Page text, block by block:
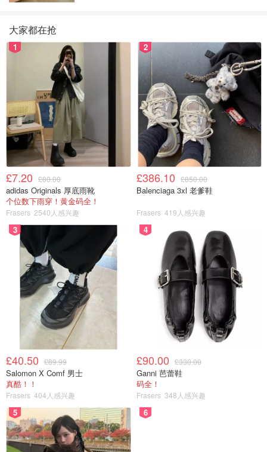
大家都在抢
1
£7.20 £80.00
adidas Originals 厚底雨靴
个位数下雨穿！黄金码全！
Frasers 2540人感兴趣
2
£386.10 £850.00
Balenciaga 3xl 老爹鞋
Frasers 419人感兴趣
3
£40.50 £89.99
Salomon X Comf 男士
真酷！！
Frasers 404人感兴趣
4
£90.00 £330.00
Ganni 芭蕾鞋
码全！
Frasers 348人感兴趣
5 6